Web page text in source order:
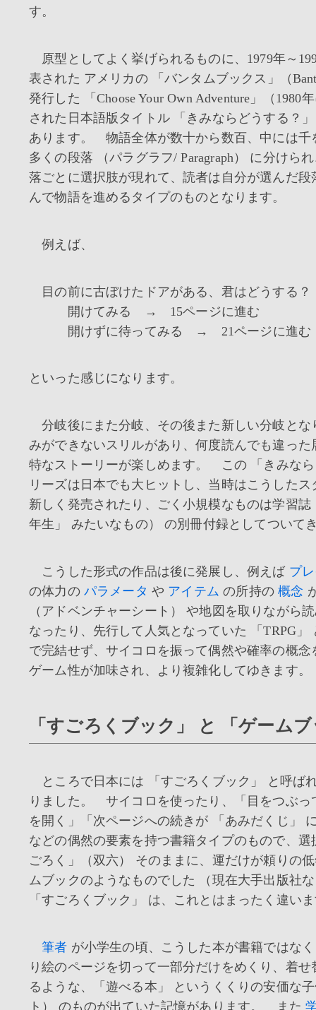
す。
原型としてよく挙げられるものに、1979年～
表された アメリカの 「バンタムブックス」（
発行した 「Choose Your Own Adventure」（1980
された日本語版タイトル 「きみならどうする？
あります。 物語全体が数十から数百、中には千
多くの段落 （パラグラフ/ Paragraph） に分けら
落ごとに選択肢が現れて、読者は自分が選んだ段
んで物語を進めるタイプのものとなります。
例えば、
目の前に古ぼけたドアがある、君はどうする？
開けてみる → 15ページに進む
開けずに待ってみる → 21ページに進む
といった感じになります。
分岐後にまた分岐、その後また新しい分岐とな
みができないスリルがあり、何度読んでも違った
特なストーリーが楽しめます。 この 「きみな
リーズは日本でも大ヒットし、当時はこうしたス
新しく発売されたり、ごく小規模なものは学習
年生」 みたいなもの） の別冊付録としてついて
こうした形式の作品は後に発展し、例えば プ
の体力の パラメータ や アイテム の所持の概念
（アドベンチャーシート） や地図を取りながら
なったり、先行して人気となっていた 「TRPG」
で完結せず、サイコロを振って偶然や確率の概念
ゲーム性が加味され、より複雑化してゆきます。
「すごろくブック」 と 「ゲーム
ところで日本には 「すごろくブック」 と呼ば
りました。 サイコロを使ったり、「目をつぶっ
を開く」「次ページへの続きが 「あみだくじ」
などの偶然の要素を持つ書籍タイプのもので、選
ごろく」（双六） そのままに、運だけが頼りの
ムブックのようなものでした （現在大手出版社
「すごろくブック」 は、これとはまったく違い
筆者 が小学生の頃、こうした本が書籍ではな
り絵のページを切って一部分だけをめくり、着せ
るような、「遊べる本」 というくくりの安価な
ト） のものが出ていた記憶があります。 また